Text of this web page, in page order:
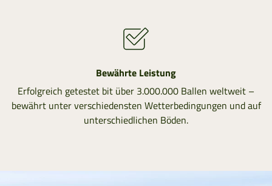
Bewährte Leistung
Erfolgreich getestet bit über 3.000.000 Ballen weltweit –
bewährt unter verschiedensten Wetterbedingungen und auf
unterschiedlichen Böden.